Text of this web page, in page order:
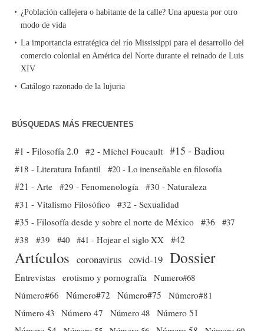
¿Población callejera o habitante de la calle? Una apuesta por otro
modo de vida
La importancia estratégica del río Mississippi para el desarrollo del
comercio colonial en América del Norte durante el reinado de Luis
XIV
Catálogo razonado de la lujuria
BÚSQUEDAS MÁS FRECUENTES
#1 - Filosofía 2.0 #2 - Michel Foucault #15 - Badiou
#18 - Literatura Infantil #20 - Lo inenseñable en filosofía
#21 - Arte #29 - Fenomenología #30 - Naturaleza
#31 - Vitalismo Filosófico
#32 - Sexualidad
#35 - Filosofía desde y sobre el norte de México #36 #37
#38
#39 #40 #41 - Hojear el siglo XX #42
Artículos coronavirus covid-19 Dossier
Entrevistas erotismo y pornografía Numero#68
Número#66
Número#72 Número#75
Número#81
Número 43 Número 47 Número 48 Número 51